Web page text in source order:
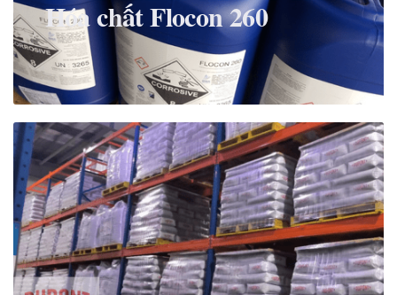
Hóa chất Flocon 260